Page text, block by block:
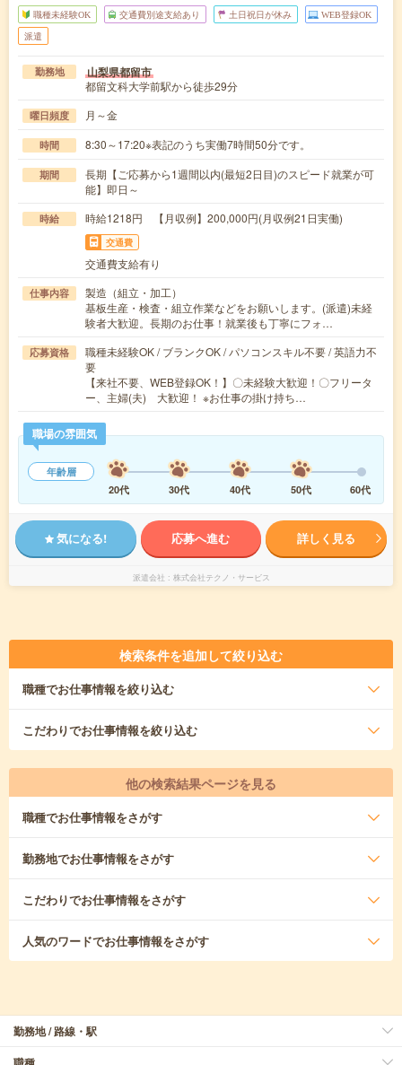
職種未経験OK 交通費別途支給あり 土日祝日が休み WEB登録OK
派遣
勤務地 山梨県都留市
都留文科大学前駅から徒歩29分
曜日頻度 月～金
時間 8:30～17:20※表記のうち実働7時間50分です。
期間
長期【ご応募から1週間以内(最短2日目)のスピード就業が可
能】即日～
時給 時給1218円 【月収例】200,000円(月収例21日実働)
交通費
交通費支給有り
仕事内容
製造（組立・加工）
基板生産・検査・組立作業などをお願いします。(派遣)未経
験者大歓迎。長期のお仕事！就業後も丁寧にフォ…
応募資格
職種未経験OK / ブランクOK / パソコンスキル不要 / 英語力不
要
【来社不要、WEB登録OK！】〇未経験大歓迎！〇フリータ
ー、主婦(夫) 大歓迎！ ※お仕事の掛け持ち…
職場の雰囲気
年齢層
20代
30代 40代 50代 60代
気になる! 応募へ進む 詳しく見る
派遣会社 株式会社テクノ・サービス
検索条件を追加して絞り込む
職種でお仕事情報を絞り込む
こだわりでお仕事情報を絞り込む
他の検索結果ページを見る
職種でお仕事情報をさがす
勤務地でお仕事情報をさがす
こだわりでお仕事情報をさがす
人気のワードでお仕事情報をさがす
勤務地 / 路線・駅